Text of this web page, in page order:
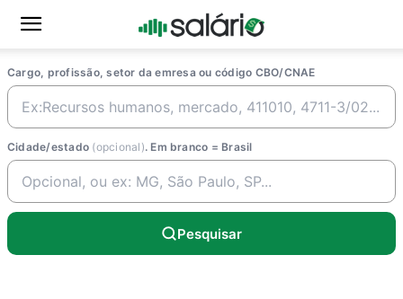
Cargo, profissão, setor da emresa ou código CBO/CNAE
Cidade/estado (opcional). Em branco = Brasil
Pesquisar